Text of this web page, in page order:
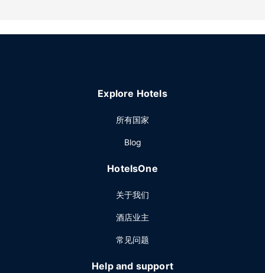
Explore Hotels
所有国家
Blog
HotelsOne
关于我们
酒店业主
常见问题
Help and support